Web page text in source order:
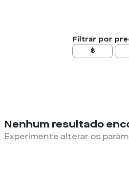
Filtrar por
$
Nenhum resultado
Experimente alterar os